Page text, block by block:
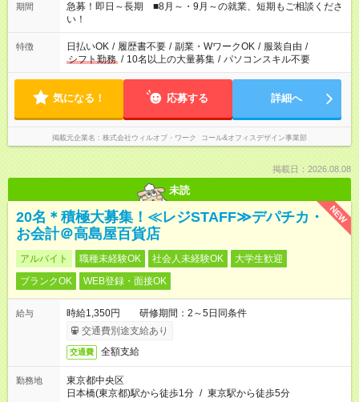
期間
急募！即日～長期 ■8月～・9月～の就業、短期もご相談くださ
い！
特徴 日払いOK / 履歴書不要 / 副業・WワークOK / 服装自由 /
シフト勤務 / 10名以上の大量募集 / パソコンスキル不要
気になる！ 応募する 詳細へ
掲載元企業名 株式会社ウィルオブ・ワーク コール&オフィスデザイン事業部
掲載日：2026.08.08
未読
NEW
20名＊積極大募集！≪レジSTAFF≫デパチカ・
お会計＠高島屋百貨店
アルバイト 職種未経験OK 社会人未経験OK
大学生歓迎
ブランクOK
WEB登録・面接OK
給与
時給1,350円 研修期間：2～5日同条件
交通費別途支給あり
交通費 全額支給
勤務地
東京都中央区
日本橋(東京都)駅から徒歩1分 / 東京駅から徒歩5分